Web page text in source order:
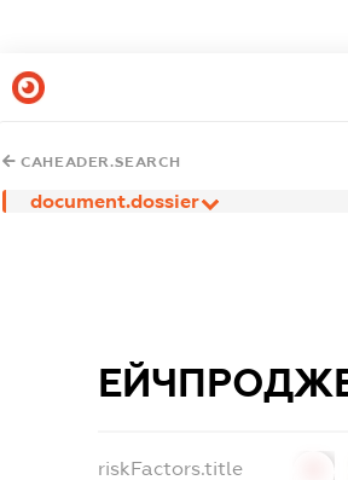
CAHEADER.SEARCH
document.dossier
riskFactors.title